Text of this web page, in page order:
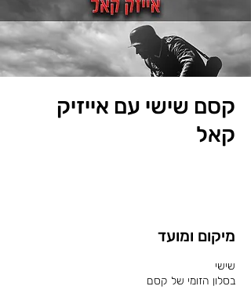
קסם שישי עם אייזיק
קאל
מיקום ומועד
שישי
בסלון הזומי של קסם